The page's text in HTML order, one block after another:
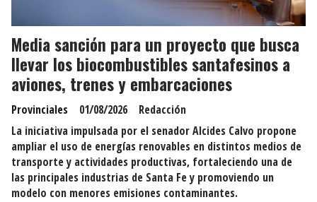
Media sanción para un proyecto que busca
llevar los biocombustibles santafesinos a
aviones, trenes y embarcaciones
Redacción
Provinciales
01/08/2026
La iniciativa impulsada por el senador Alcides Calvo propone
ampliar el uso de energías renovables en distintos medios de
transporte y actividades productivas, fortaleciendo una de
las principales industrias de Santa Fe y promoviendo un
modelo con menores emisiones contaminantes.